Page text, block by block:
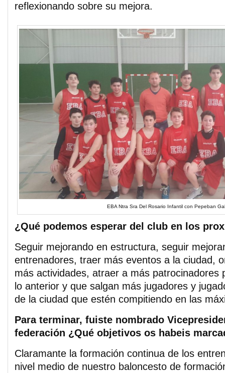
reflexionando sobre su mejora.
EBA Ntra Sra Del Rosario Infantil con Pepeban
¿Qué podemos esperar del club en los
Seguir mejorando en estructura, seguir
entrenadores, traer más eventos a la ciudad,
más actividades, atraer a más patrocinadores
lo anterior y que salgan más jugadores y
de la ciudad que estén compitiendo en las
Para terminar, fuiste nombrado
federación ¿Qué objetivos os habeis
Claramante la formación continua de los
nivel medio de nuestro baloncesto de